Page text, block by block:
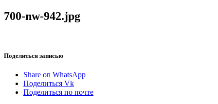
700-nw-942.jpg
Поделиться записью
Share on WhatsApp
Поделиться Vk
Поделиться по почте